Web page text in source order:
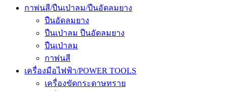
กาพ่นสี/ปืนเป่าลม/ปืนอัดลมยาง
ปืนอัดลมยาง
ปืนเป่าลม ปืนอัดลมยาง
ปืนเป่าลม
กาพ่นสี
เครื่องมือไฟฟ้า/POWER TOOLS
เครื่องขัดกระดาษทราย